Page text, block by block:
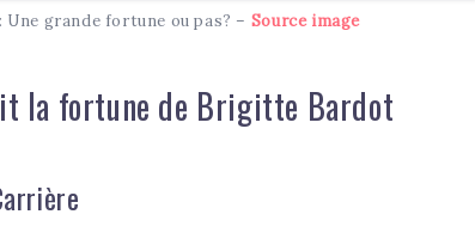
grande fortune ou pas? – Source image
la fortune de Brigitte Bardot